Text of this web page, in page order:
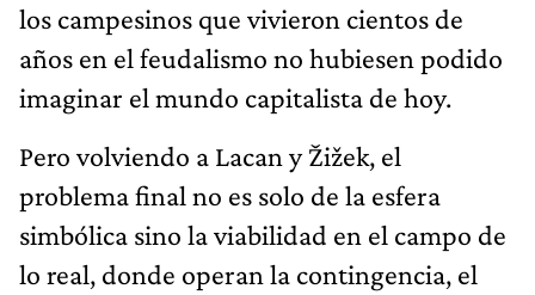
los campesinos que vivieron cientos de
años en el feudalismo no hubiesen podido
imaginar el mundo capitalista de hoy.
Pero volviendo a Lacan y Žižek, el
problema final no es solo de la esfera
simbólica sino la viabilidad en el campo de
lo real, donde operan la contingencia, el